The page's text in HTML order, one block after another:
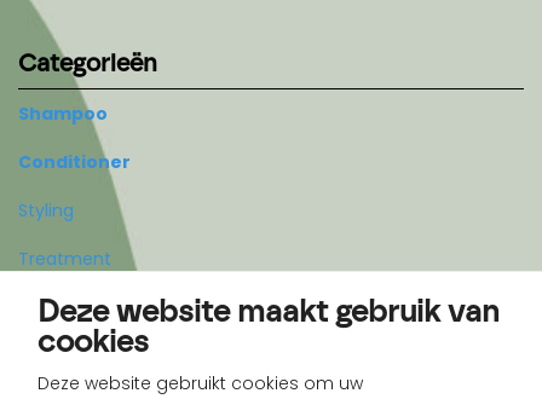
Categorieën
Shampoo
Conditioner
Styling
Treatment
Body
Deze website maakt gebruik van
cookies
Deze website gebruikt cookies om uw